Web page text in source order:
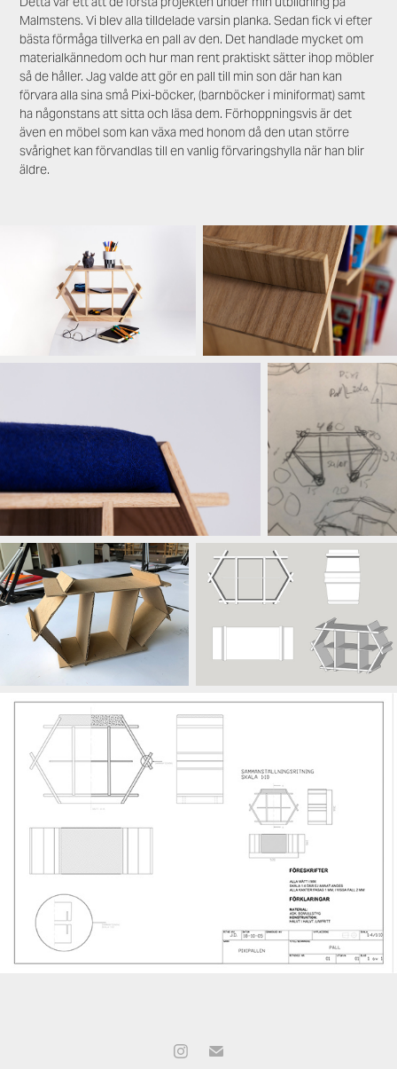
Malmstens. Vi blev alla tilldelade varsin planka. Sedan fick vi efter
bästa förmåga tillverka en pall av den. Det handlade mycket om
materialkännedom och hur man rent praktiskt sätter ihop möbler
så de håller. Jag valde att gör en pall till min son där han kan
förvara alla sina små Pixi-böcker, (barnböcker i miniformat) samt
ha någonstans att sitta och läsa dem. Förhoppningsvis är det
även en möbel som kan växa med honom då den utan större
svårighet kan förvandlas till en vanlig förvaringshylla när han blir
äldre.